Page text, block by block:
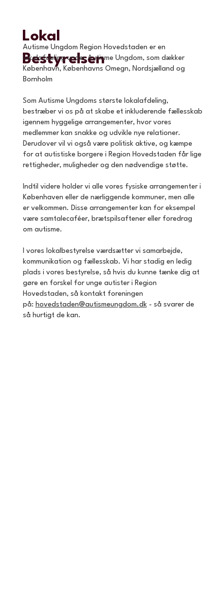
Lokal
Bestyrelsen
Autisme Ungdom Region Hovedstaden er en
lokalafdeling under Autisme Ungdom, som dækker
København, Københavns Omegn, Nordsjælland og
Bornholm
Som Autisme Ungdoms største lokalafdeling,
bestræber vi os på at skabe et inkluderende fællesskab
igennem hyggelige arrangementer, hvor vores
medlemmer kan snakke og udvikle nye relationer.
Derudover vil vi også være politisk aktive, og kæmpe
for at autistiske borgere i Region Hovedstaden får lige
rettigheder, muligheder og den nødvendige støtte.
Indtil videre holder vi alle vores fysiske arrangementer i
Københaven eller de nærliggende kommuner, men alle
er velkommen. Disse arrangementer kan for eksempel
være samtalecaféer, brætspilsaftener eller foredrag
om autisme.
I vores lokalbestyrelse værdsætter vi samarbejde,
kommunikation og fællesskab. Vi har stadig en ledig
plads i vores bestyrelse, så hvis du kunne tænke dig at
gøre en forskel for unge autister i Region
Hovedstaden, så kontakt foreningen
på: hovedstaden@autismeungdom.dk- så svarer de
så hurtigt de kan.